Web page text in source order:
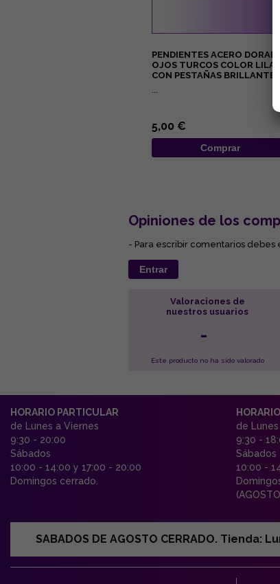
PENDIENTES ACERO DORADO
OJOS TURCOS COLOR LILA
CON PESTAÑAS BRILLANTES
...
5,00 €
Comprar
Opiniones de los
- Para escribir comentarios debes
Entrar
Valoraciones de
nuestros usuarios
-
Este producto no ha sido valorado
HORARIO PARTICULAR
de Lunes a Viernes
9:30 - 20:00
Sábados
10:00 - 14:00 y 17:00 - 20:00
Domingos cerrado.
de
9:30 -
Sábados
10:00 -
SABADOS DE AGOSTO CERRADO. Tienda: